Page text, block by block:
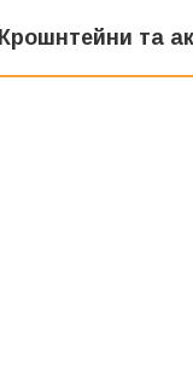
Крошнтейни та